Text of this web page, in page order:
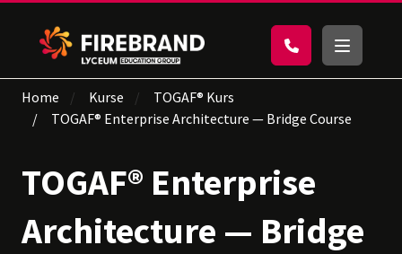
Home Kurse
TOGAF® Kurs
TOGAF® Enterprise Architecture — Bridge Course
TOGAF® Enterprise
Architecture — Bridge